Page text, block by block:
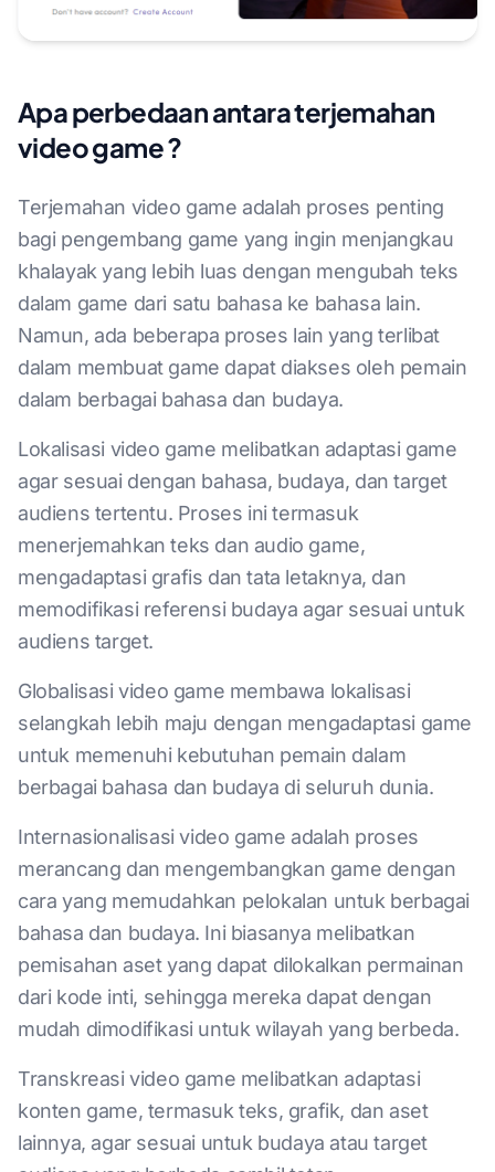
Apa perbedaan antara terjemahan
video game ?
Terjemahan video game adalah proses penting
bagi pengembang game yang ingin menjangkau
khalayak yang lebih luas dengan mengubah teks
dalam game dari satu bahasa ke bahasa lain.
Namun, ada beberapa proses lain yang terlibat
dalam membuat game dapat diakses oleh pemain
dalam berbagai bahasa dan budaya.
Lokalisasi video game melibatkan adaptasi game
agar sesuai dengan bahasa, budaya, dan target
audiens tertentu. Proses ini termasuk
menerjemahkan teks dan audio game,
mengadaptasi grafis dan tata letaknya, dan
memodifikasi referensi budaya agar sesuai untuk
audiens target.
Globalisasi video game membawa lokalisasi
selangkah lebih maju dengan mengadaptasi game
untuk memenuhi kebutuhan pemain dalam
berbagai bahasa dan budaya di seluruh dunia.
Internasionalisasi video game adalah proses
merancang dan mengembangkan game dengan
cara yang memudahkan pelokalan untuk berbagai
bahasa dan budaya. Ini biasanya melibatkan
pemisahan aset yang dapat dilokalkan permainan
dari kode inti, sehingga mereka dapat dengan
mudah dimodifikasi untuk wilayah yang berbeda.
Transkreasi video game melibatkan adaptasi
konten game, termasuk teks, grafik, dan aset
lainnya, agar sesuai untuk budaya atau target